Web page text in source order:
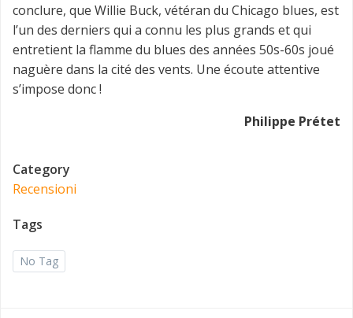
conclure, que Willie Buck, vétéran du Chicago blues, est
l’un des derniers qui a connu les plus grands et qui
entretient la flamme du blues des années 50s-60s joué
naguère dans la cité des vents. Une écoute attentive
s’impose donc !
Philippe Prétet
Category
Recensioni
Tags
No Tag